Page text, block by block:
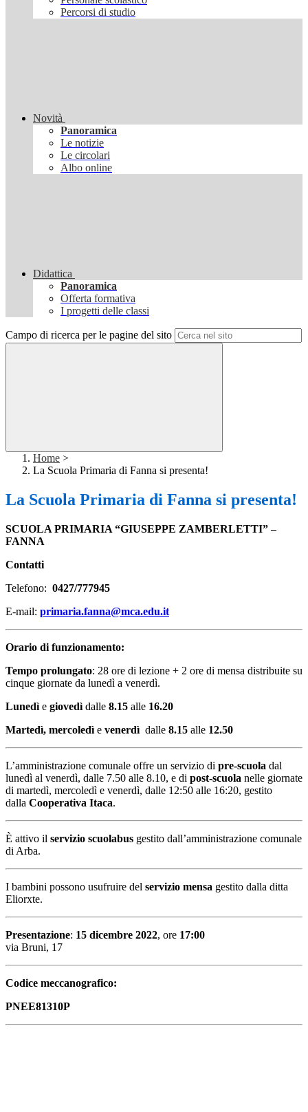
Percorsi di studio
Novità
Panoramica
Le notizie
Le circolari
Albo online
Didattica
Panoramica
Offerta formativa
I progetti delle classi
Campo di ricerca per le pagine del sito
Home >
La Scuola Primaria di Fanna si presenta!
La Scuola Primaria di Fanna si presenta!
SCUOLA PRIMARIA “GIUSEPPE ZAMBERLETTI” –
FANNA
Contatti
Telefono: 0427/777945
E-mail: primaria.fanna@mca.edu.it
Orario di funzionamento:
Tempo prolungato: 28 ore di lezione + 2 ore di mensa distribuite su
cinque giornate da lunedì a venerdì.
Lunedì e giovedì dalle 8.15 alle 16.20
Martedì, mercoledì e venerdì dalle 8.15 alle 12.50
L’amministrazione comunale offre un servizio di pre-scuola dal
lunedì al venerdì, dalle 7.50 alle 8.10, e di post-scuola nelle giornate
di martedì, mercoledì e venerdì, dalle 12:50 alle 16:20, gestito
dalla Cooperativa Itaca.
È attivo il servizio scuolabus gestito dall’amministrazione comunale
di Arba.
I bambini possono usufruire del servizio mensa gestito dalla ditta
Eliorxte.
Presentazione: 15 dicembre 2022, ore 17:00
via Bruni, 17
Codice meccanografico:
PNEE81310P